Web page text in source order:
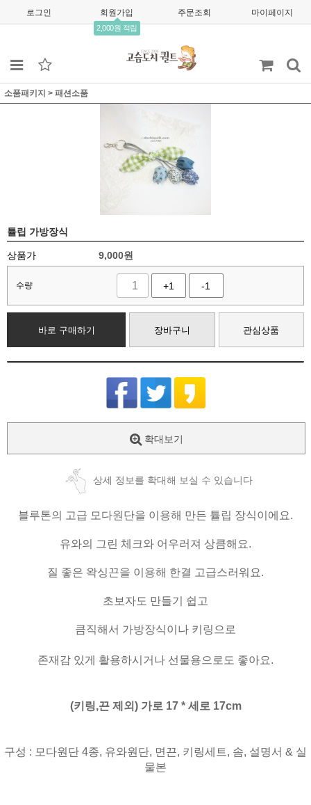
로그인 회원가입
2,000원 적립
주문조회 마이페이지
소품패키지 > 패션소품
튤립 가방장식
상품가 9,000원
수량 +1 -1
바로 구매하기 장바구니 관심상품
확대보기
상세 정보를 확대해 보실 수 있습니다
블루톤의 고급 모다원단을 이용해 만든 튤립 장식이에요.
유와의 그린 체크와 어우러져 상큼해요.
질 좋은 왁싱끈을 이용해 한결 고급스러워요.
초보자도 만들기 쉽고
큼직해서 가방장식이나 키링으로
존재감 있게 활용하시거나 선물용으로도 좋아요.
(키링,끈 제외) 가로 17 * 세로 17cm
구성 : 모다원단 4종, 유와원단, 면끈, 키링세트, 솜, 설명서 & 실
물본